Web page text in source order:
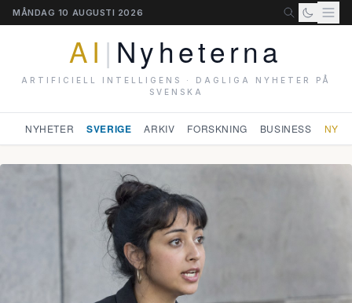
MÅNDAG 10 AUGUSTI 2026
AI | Nyheterna
ARTIFICIELL INTELLIGENS · DAGLIGA NYHETER PÅ
SVENSKA
NYHETER SVERIGE ARKIV FORSKNING BUSINESS